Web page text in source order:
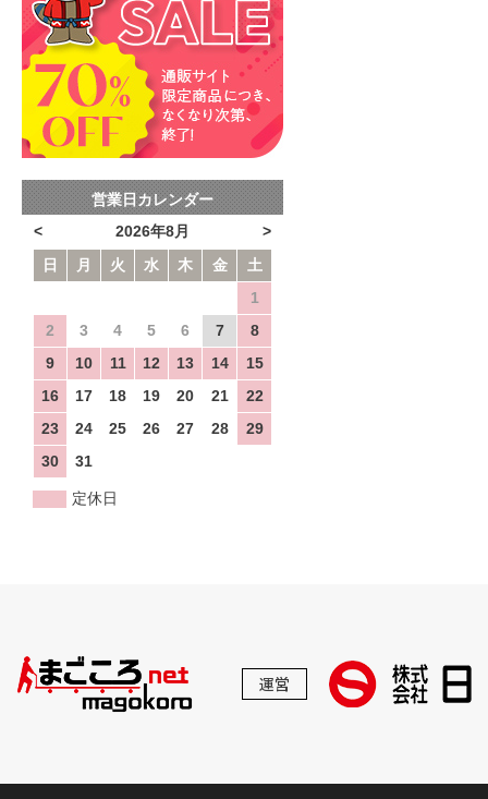
営業日カレンダー
2026年8月
<
>
日
月 火 水 木 金
土
1
2
3 4 5 6 7
8
9
10 11 12 13 14
15
16
17 18 19 20 21
22
23
24 25 26 27 28
29
30
31
定休日
運営